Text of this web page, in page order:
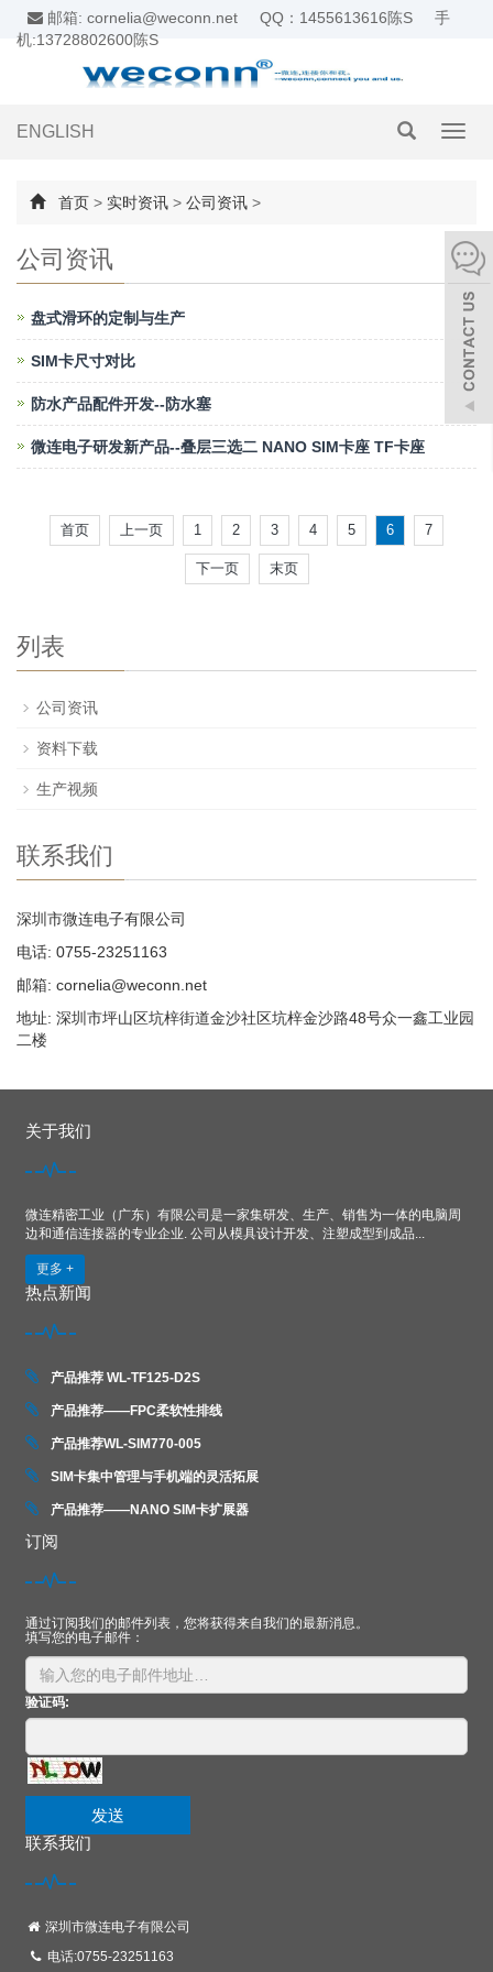
邮箱: cornelia@weconn.net QQ：1455613616陈S
手
机:13728802600陈S
导
ENGLISH
首页 > 实时资讯 > 公司资讯 >
公司资讯
盘式滑环的定制与生产
SIM卡尺寸对比
防水产品配件开发--防水塞
微连电子研发新产品--叠层三选二 NANO SIM卡座 TF卡座
首页 上一页 1 2 3 4 5 6 7
下一页 末页
列表
公司资讯
资料下载
生产视频
联系我们
深圳市微连电子有限公司
电话: 0755-23251163
邮箱: cornelia@weconn.net
地址: 深圳市坪山区坑梓街道金沙社区坑梓金沙路48号众一鑫工业园
二楼
关于我们
微连精密工业（广东）有限公司是一家集研发、生产、销售为一体的电脑周
边和通信连接器的专业企业. 公司从模具设计开发、注塑成型到成品...
更多 +
热点新闻
产品推荐 WL-TF125-D2S
产品推荐——FPC柔软性排线
产品推荐WL-SIM770-005
SIM卡集中管理与手机端的灵活拓展
产品推荐——NANO SIM卡扩展器
订阅
通过订阅我们的邮件列表，您将获得来自我们的最新消息。
填写您的电子邮件：
验证码:
发送
联系我们
深圳市微连电子有限公司
电话:0755-23251163